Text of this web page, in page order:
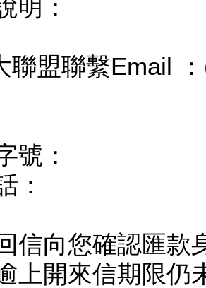
明：
聯盟聯繫Email
號：
：
信向您確認匯款
上開來信期限仍